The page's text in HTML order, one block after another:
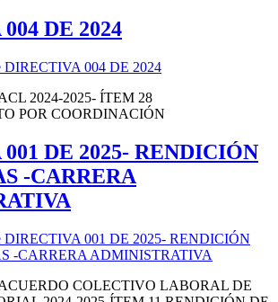
DE 2024
DIRECTIVA 004 DE 2024
2024-2025- ÍTEM 28
POR COORDINACIÓN
DE 2025- RENDICIÓN
-CARRERA
DIRECTIVA 001 DE 2025- RENDICIÓN
-CARRERA ADMINISTRATIVA
COLECTIVO LABORAL DE